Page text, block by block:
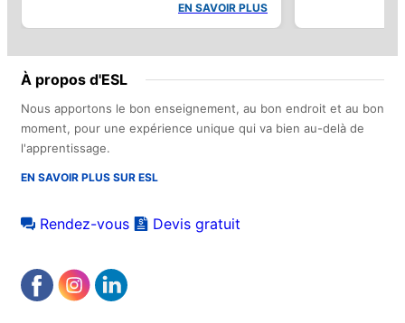
EN SAVOIR PLUS
À propos d'ESL
Nous apportons le bon enseignement, au bon endroit et au bon
moment, pour une expérience unique qui va bien au-delà de
l'apprentissage.
EN SAVOIR PLUS SUR ESL
Rendez-vous Devis gratuit